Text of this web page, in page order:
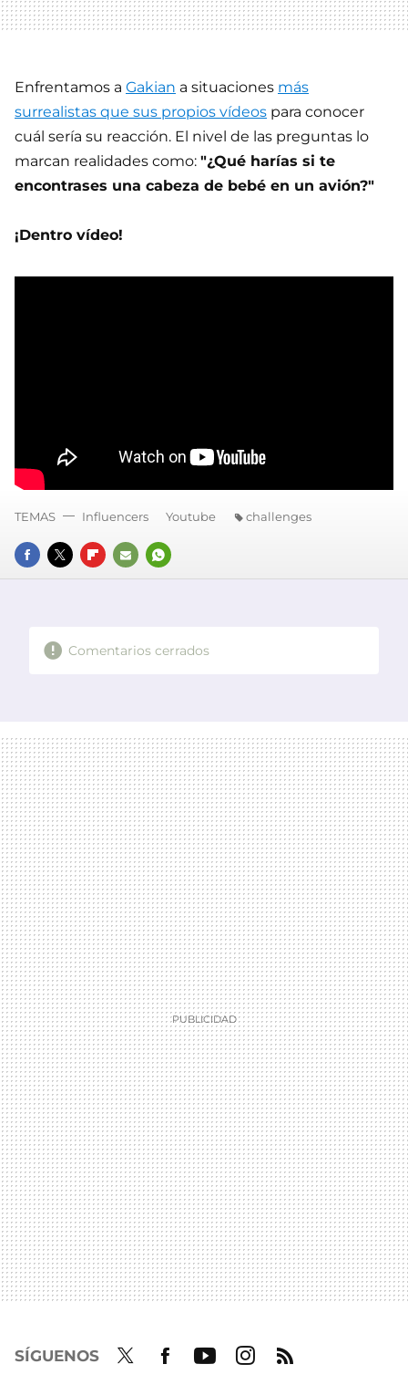
Enfrentamos a Gakian a situaciones más
surrealistas que sus propios vídeos para conocer
cuál sería su reacción. El nivel de las preguntas lo
marcan realidades como: "¿Qué harías si te
encontrases una cabeza de bebé en un avión?"
¡Dentro vídeo!
FACEBOOK
TWITTERFLIPBOARD
E-
WHATSAPP
TEMAS Influencers Youtube challenges
Comentarios cerrados
SÍGUENOS